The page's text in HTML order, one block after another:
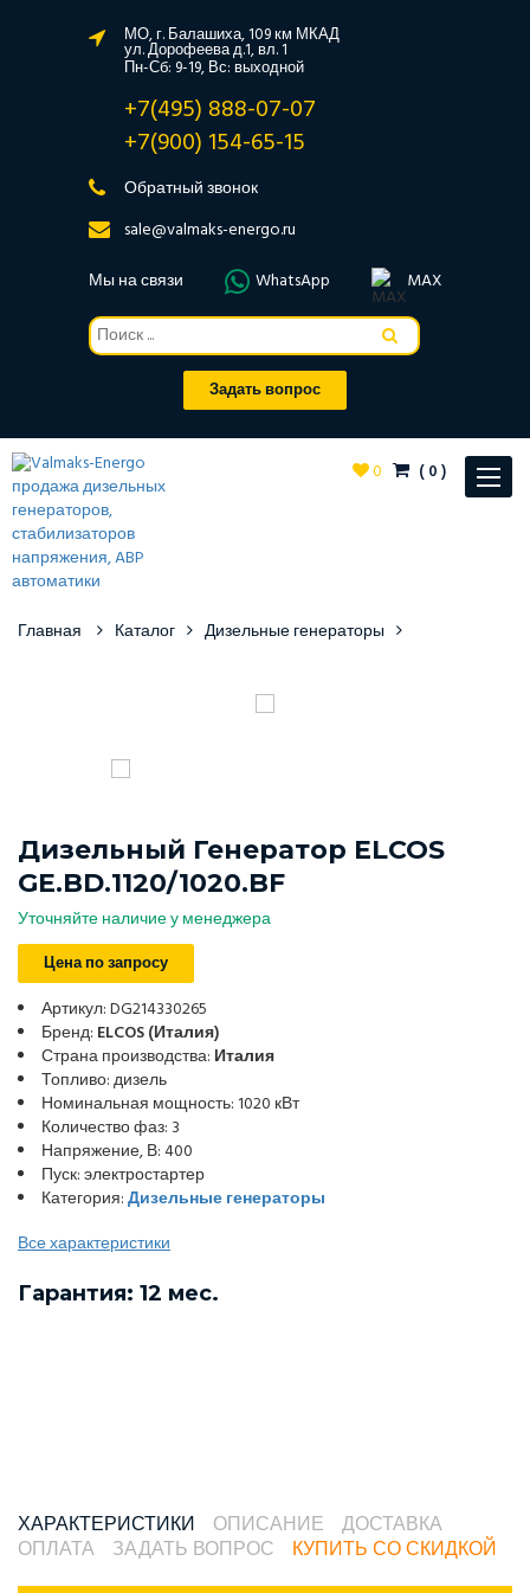
МО, г. Балашиха, 109 км МКАД
ул. Дорофеева д.1, вл. 1
Пн-Сб: 9-19, Вс: выходной
+7(495) 888-07-07
+7(900) 154-65-15
Обратный звонок
sale@valmaks-energo.ru
Мы на связи
WhatsApp MAX
Задать вопрос
Toggle
0 (0)
Главная Каталог Дизельные генераторы
Дизельный Генератор ELCOS
GE.BD.1120/1020.BF
Уточняйте наличие у менеджера
Цена по запросу
Артикул: DG214330265
Бренд: ELCOS (Италия)
Страна производства: Италия
Топливо: дизель
Номинальная мощность: 1020 кВт
Количество фаз: 3
Напряжение, В: 400
Пуск: электростартер
Категория:Дизельные генераторы
Все характеристики
Гарантия: 12 мес.
ХАРАКТЕРИСТИКИ ОПИСАНИЕ
ДОСТАВКА
ОПЛАТА
ЗАДАТЬ ВОПРОС КУПИТЬ СО СКИДКОЙ